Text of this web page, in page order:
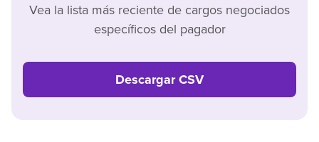
Vea la lista más reciente de cargos negociados
específicos del pagador
Descargar CSV